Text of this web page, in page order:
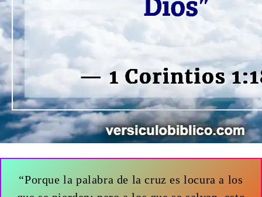
“Porque la palabra de la cruz es locura a los